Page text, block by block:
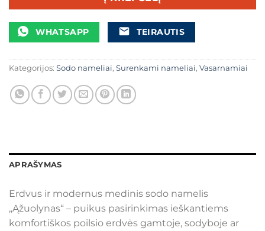
WHATSAPP TEIRAUTIS
Kategorijos: Sodo nameliai, Surenkami nameliai, Vasarnamiai
APRAŠYMAS
Erdvus ir modernus medinis sodo namelis
„Ąžuolynas“ – puikus pasirinkimas ieškantiems
komfortiškos poilsio erdvės gamtoje, sodyboje ar